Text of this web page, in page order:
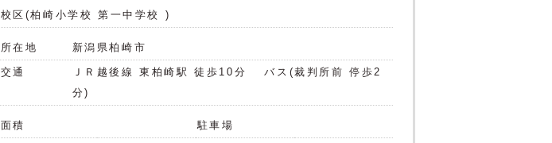
校区(柏崎小学校 第一中学校 )
所在地 新潟県柏崎市
交通 ＪＲ越後線 東柏崎駅 徒歩10分
バス(裁判所前 停歩2
分)
面積 駐車場